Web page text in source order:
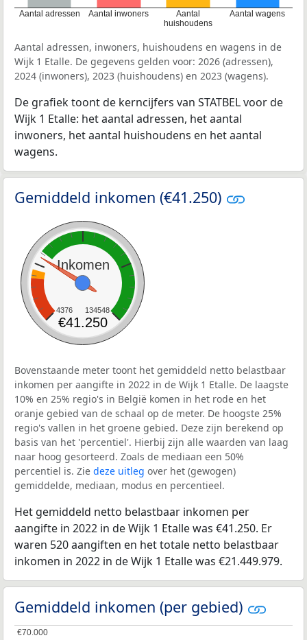
Aantal adressen Aantal inwoners
Aantal
huishoudens
Aantal wagens
Aantal adressen, inwoners, huishoudens en wagens in de
Wijk 1 Etalle. De gegevens gelden voor: 2026 (adressen),
2024 (inwoners), 2023 (huishoudens) en 2023 (wagens).
De grafiek toont de kerncijfers van STATBEL voor de
Wijk 1 Etalle: het aantal adressen, het aantal
inwoners, het aantal huishoudens en het aantal
wagens.
Gemiddeld inkomen (€41.250)
Inkomen
4376 134548
€41.250
Bovenstaande meter toont het gemiddeld netto belastbaar
inkomen per aangifte in 2022 in de Wijk 1 Etalle. De laagste
10% en 25% regio's in België komen in het rode en het
oranje gebied van de schaal op de meter. De hoogste 25%
regio's vallen in het groene gebied. Deze zijn berekend op
basis van het 'percentiel'. Hierbij zijn alle waarden van laag
naar hoog gesorteerd. Zoals de mediaan een 50%
percentiel is. Zie deze uitleg over het (gewogen)
gemiddelde, mediaan, modus en percentieel.
Het gemiddeld netto belastbaar inkomen per
aangifte in 2022 in de Wijk 1 Etalle was €41.250. Er
waren 520 aangiften en het totale netto belastbaar
inkomen in 2022 in de Wijk 1 Etalle was €21.449.979.
Gemiddeld inkomen (per gebied)
€70.000
€70.000